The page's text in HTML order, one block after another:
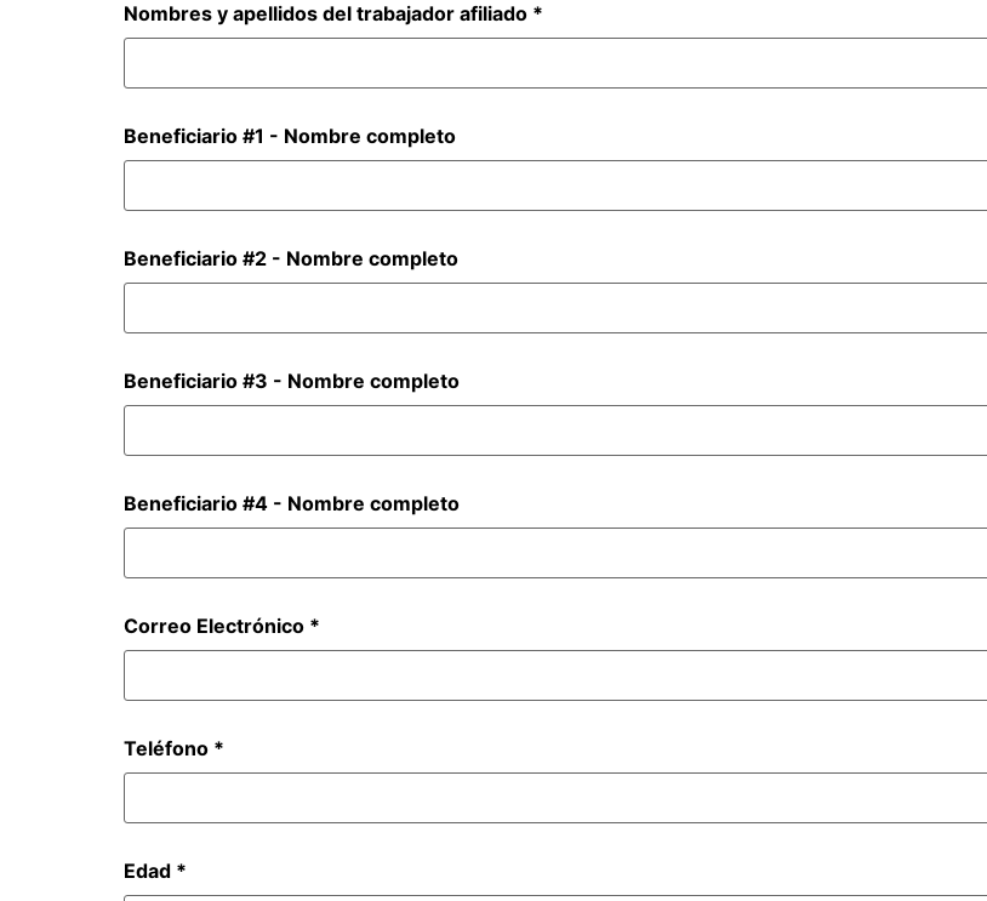
Nombres y apellidos del trabajador afiliado *
Beneficiario #1 - Nombre completo
Beneficiario #2 - Nombre completo
Beneficiario #3 - Nombre completo
Beneficiario #4 - Nombre completo
Correo Electrónico *
Teléfono *
Edad *